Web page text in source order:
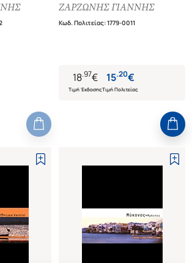
ΖΑΡΖΩΝΗΣ ΓΙΑΝΝΗΣ
Κωδ. Πολιτείας:1779-0011
18.97€
Τιμή Έκδοσης
15.20€
Τιμή Πολιτείας